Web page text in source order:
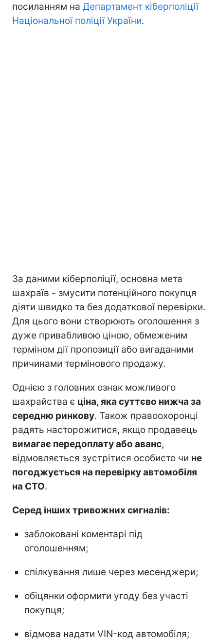
посиланням на Департамент кіберполіції
Національної поліції України.
За даними кіберполіції, основна мета
шахраїв - змусити потенційного покупця
діяти швидко та без додаткової перевірки.
Для цього вони створюють оголошення з
дуже привабливою ціною, обмеженим
терміном дії пропозиції або вигаданими
причинами термінового продажу.
Однією з головних ознак можливого
шахрайства є ціна, яка суттєво нижча за
середню ринкову. Також правоохоронці
радять насторожитися, якщо продавець
вимагає передоплату або аванс,
відмовляється зустрітися особисто чи не
погоджується на перевірку автомобіля
на СТО.
Серед інших тривожних сигналів:
заблоковані коментарі під
оголошенням;
спілкування лише через месенджери;
обіцянки оформити угоду без участі
покупця;
відмова надати VIN-код автомобіля;